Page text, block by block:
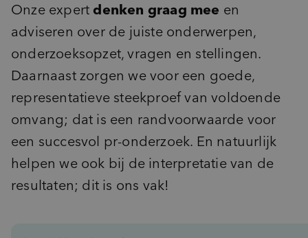
Onze expert denken graag mee en
adviseren over de juiste onderwerpen,
onderzoeksopzet, vragen en stellingen.
Daarnaast zorgen we voor een goede,
representatieve steekproef van voldoende
omvang; dat is een randvoorwaarde voor
een succesvol pr-onderzoek. En natuurlijk
helpen we ook bij de interpretatie van de
resultaten; dit is ons vak!